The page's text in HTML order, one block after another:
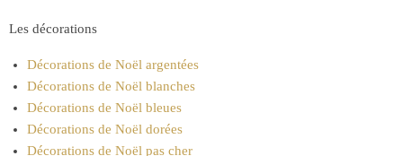
Les décorations
Décorations de Noël argentées
Décorations de Noël blanches
Décorations de Noël bleues
Décorations de Noël dorées
Décorations de Noël pas cher